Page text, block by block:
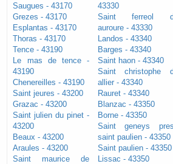
Saugues - 43170
Grezes - 43170
Esplantas - 43170
Thoras - 43170
Tence - 43190
Le mas de tence -
43190
Chenereilles - 43190
Saint jeures - 43200
Grazac - 43200
Saint julien du pinet -
43200
Beaux - 43200
Araules - 43200
Saint maurice de
43330
Saint ferreol
auroure - 43330
Landos - 43340
Barges - 43340
Saint haon - 43340
Saint christophe
allier - 43340
Rauret - 43340
Blanzac - 43350
Borne - 43350
Saint geneys pres
saint paulien - 43350
Saint paulien - 43350
Lissac - 43350